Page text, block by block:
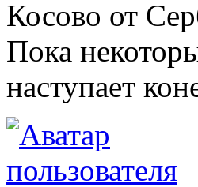
Косово от
Пока
наступает